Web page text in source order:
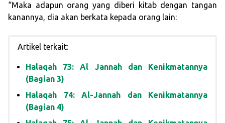
“Maka adapun orang yang diberi kitab dengan tangan
kanannya, dia akan berkata kepada orang lain:
Artikel terkait:
Halaqah 73: Al Jannah dan Kenikmatannya
(Bagian 3)
Halaqah 74: Al-Jannah dan Kenikmatannya
(Bagian 4)